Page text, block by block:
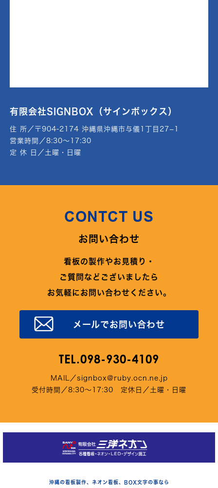
有限会社SIGNBOX（サインボックス）
住 所／〒904-2174 沖縄県沖縄市与儀1丁目27−1
営業時間／8:30～17:30
定 休 日／土曜・日曜
CONTCT US
お問い合わせ
看板の製作やお見積り・
ご質問などございましたら
お気軽にお問い合わせください。
メールでお問い合わせ
TEL.098-930-4109
MAIL／signbox@ruby.ocn.ne.jp
受付時間／8:30～17:30 定休日／土曜・日曜
沖縄の看板製作、ネオン看板、BOX文字の事なら